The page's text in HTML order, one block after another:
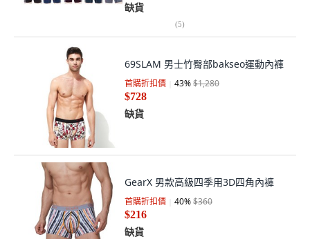
缺貨
(5)
69SLAM 男士竹臀部bakseo運動內褲
首購折扣價 43%$1,280
$728
缺貨
GearX 男款高級四季用3D四角內褲
首購折扣價 40%$360
$216
缺貨